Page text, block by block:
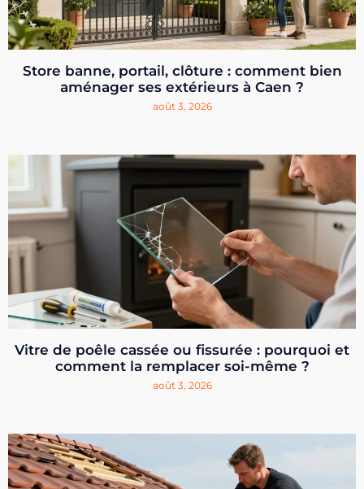
Store banne, portail, clôture : comment bien
aménager ses extérieurs à Caen ?
août 3, 2026
Vitre de poêle cassée ou fissurée : pourquoi et
comment la remplacer soi-même ?
août 3, 2026